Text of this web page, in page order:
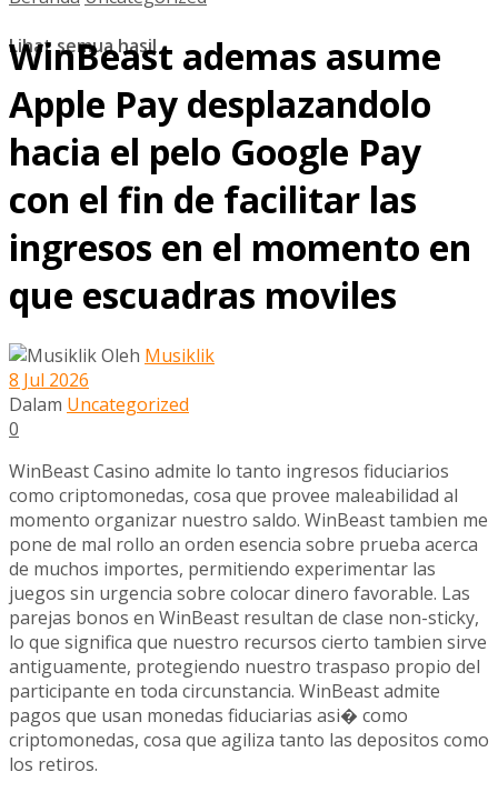
Lihat semua hasil
WinBeast ademas asume
Apple Pay desplazandolo
hacia el pelo Google Pay
con el fin de facilitar las
ingresos en el momento en
que escuadras moviles
Oleh Musiklik
8 Jul 2026
Dalam Uncategorized
0
WinBeast Casino admite lo tanto ingresos fiduciarios
como criptomonedas, cosa que provee maleabilidad al
momento organizar nuestro saldo. WinBeast tambien me
pone de mal rollo an orden esencia sobre prueba acerca
de muchos importes, permitiendo experimentar las
juegos sin urgencia sobre colocar dinero favorable. Las
parejas bonos en WinBeast resultan de clase non-sticky,
lo que significa que nuestro recursos cierto tambien sirve
antiguamente, protegiendo nuestro traspaso propio del
participante en toda circunstancia. WinBeast admite
pagos que usan monedas fiduciarias asi� como
criptomonedas, cosa que agiliza tanto las depositos como
los retiros.